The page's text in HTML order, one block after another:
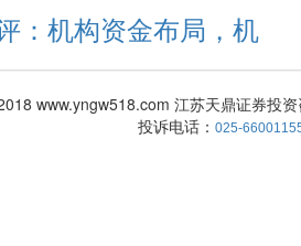
：机构资金布局，机
www.yngw518.com 江苏天鼎证券投
投诉电话： 025-